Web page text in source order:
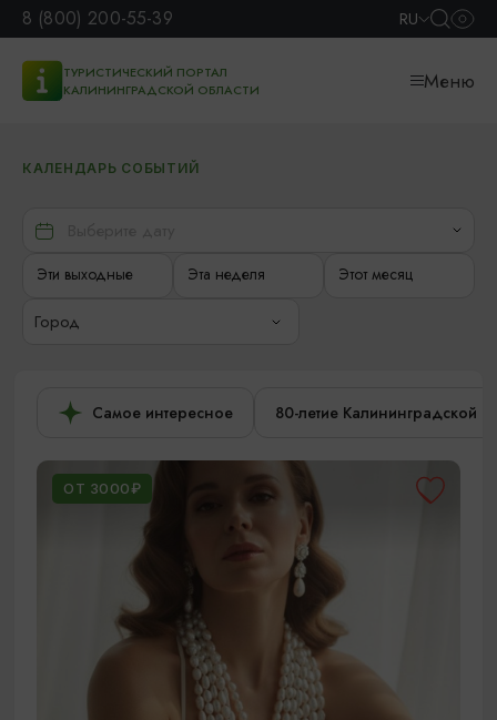
8 (800) 200-55-39 RU
ТУРИСТИЧЕСКИЙ ПОРТАЛ
КАЛИНИНГРАДСКОЙ ОБЛАСТИ
Меню
КАЛЕНДАРЬ СОБЫТИЙ
Эти выходные Эта неделя Этот месяц
Город
Самое интересное 80-летие Калининградской
ОТ 3000₽